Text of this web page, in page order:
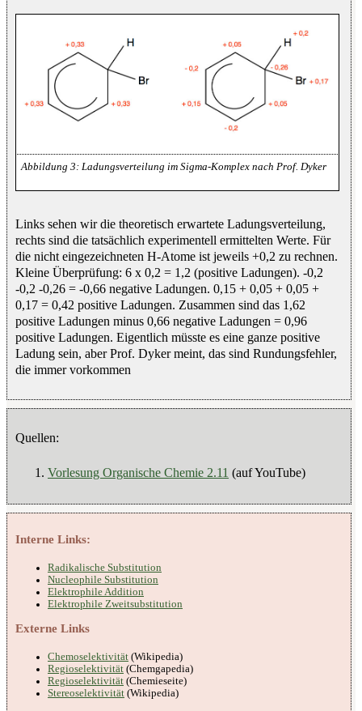
Ladungsverteilung im Sigma-Komplex nach Prof. Dyker
Links sehen wir die theoretisch erwartete Ladungsverteilung,
rechts sind die tatsächlich experimentell ermittelten Werte. Für
die nicht eingezeichneten H-Atome ist jeweils +0,2 zu rechnen.
Kleine Überprüfung: 6 x 0,2 = 1,2 (positive Ladungen). -0,2
-0,2 -0,26 = -0,66 negative Ladungen. 0,15 + 0,05 + 0,05 +
0,17 = 0,42 positive Ladungen. Zusammen sind das 1,62
positive Ladungen minus 0,66 negative Ladungen = 0,96
positive Ladungen. Eigentlich müsste es eine ganze positive
Ladung sein, aber Prof. Dyker meint, das sind Rundungsfehler,
die immer vorkommen
Quellen:
Vorlesung Organische Chemie 2.11 (auf YouTube)
Interne Links:
Radikalische Substitution
Nucleophile Substitution
Elektrophile Addition
Elektrophile Zweitsubstitution
Externe Links
Chemoselektivität (Wikipedia)
Regioselektivität (Chemgapedia)
Regioselektivität (Chemieseite)
Stereoselektivität (Wikipedia)